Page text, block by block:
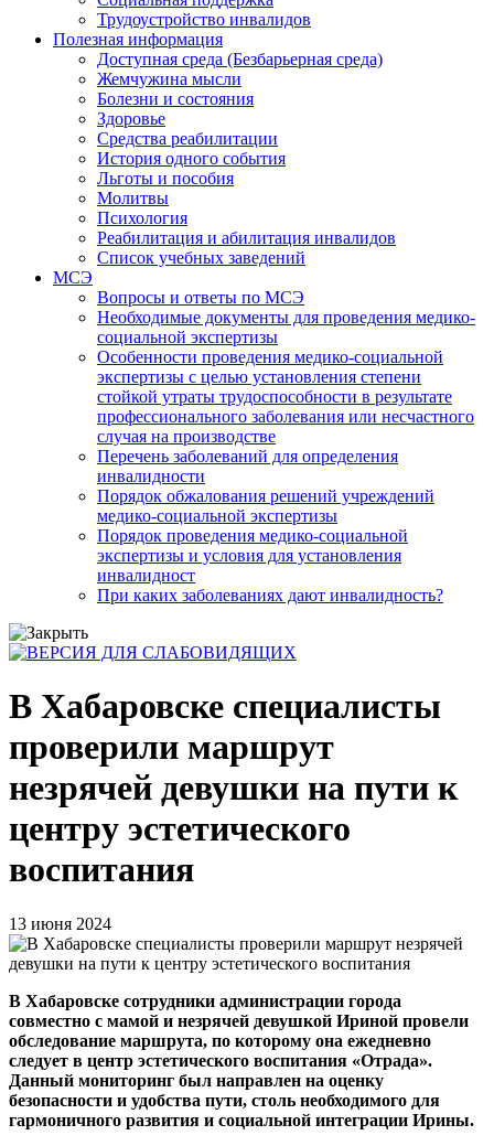
Трудоустройство инвалидов
Полезная информация
Доступная среда (Безбарьерная среда)
Жемчужина мысли
Болезни и состояния
Здоровье
Средства реабилитации
История одного события
Льготы и пособия
Молитвы
Психология
Реабилитация и абилитация инвалидов
Список учебных заведений
МСЭ
Вопросы и ответы по МСЭ
Необходимые документы для проведения медико-
социальной экспертизы
Особенности проведения медико-социальной
экспертизы с целью установления степени
стойкой утраты трудоспособности в результате
профессионального заболевания или несчастного
случая на производстве
Перечень заболеваний для определения
инвалидности
Порядок обжалования решений учреждений
медико-социальной экспертизы
Порядок проведения медико-социальной
экспертизы и условия для установления
инвалидност
При каких заболеваниях дают инвалидность?
В Хабаровске специалисты
проверили маршрут
незрячей девушки на пути к
центру эстетического
воспитания
13 июня 2024
В Хабаровске сотрудники администрации города
совместно с мамой и незрячей девушкой Ириной провели
обследование маршрута, по которому она ежедневно
следует в центр эстетического воспитания «Отрада».
Данный мониторинг был направлен на оценку
безопасности и удобства пути, столь необходимого для
гармоничного развития и социальной интеграции Ирины.